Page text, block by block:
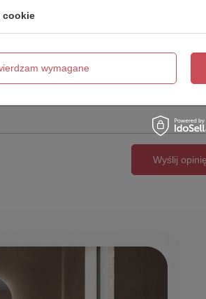
zdjęcie produktu:
Wyślij opinię
cookie
wymagane